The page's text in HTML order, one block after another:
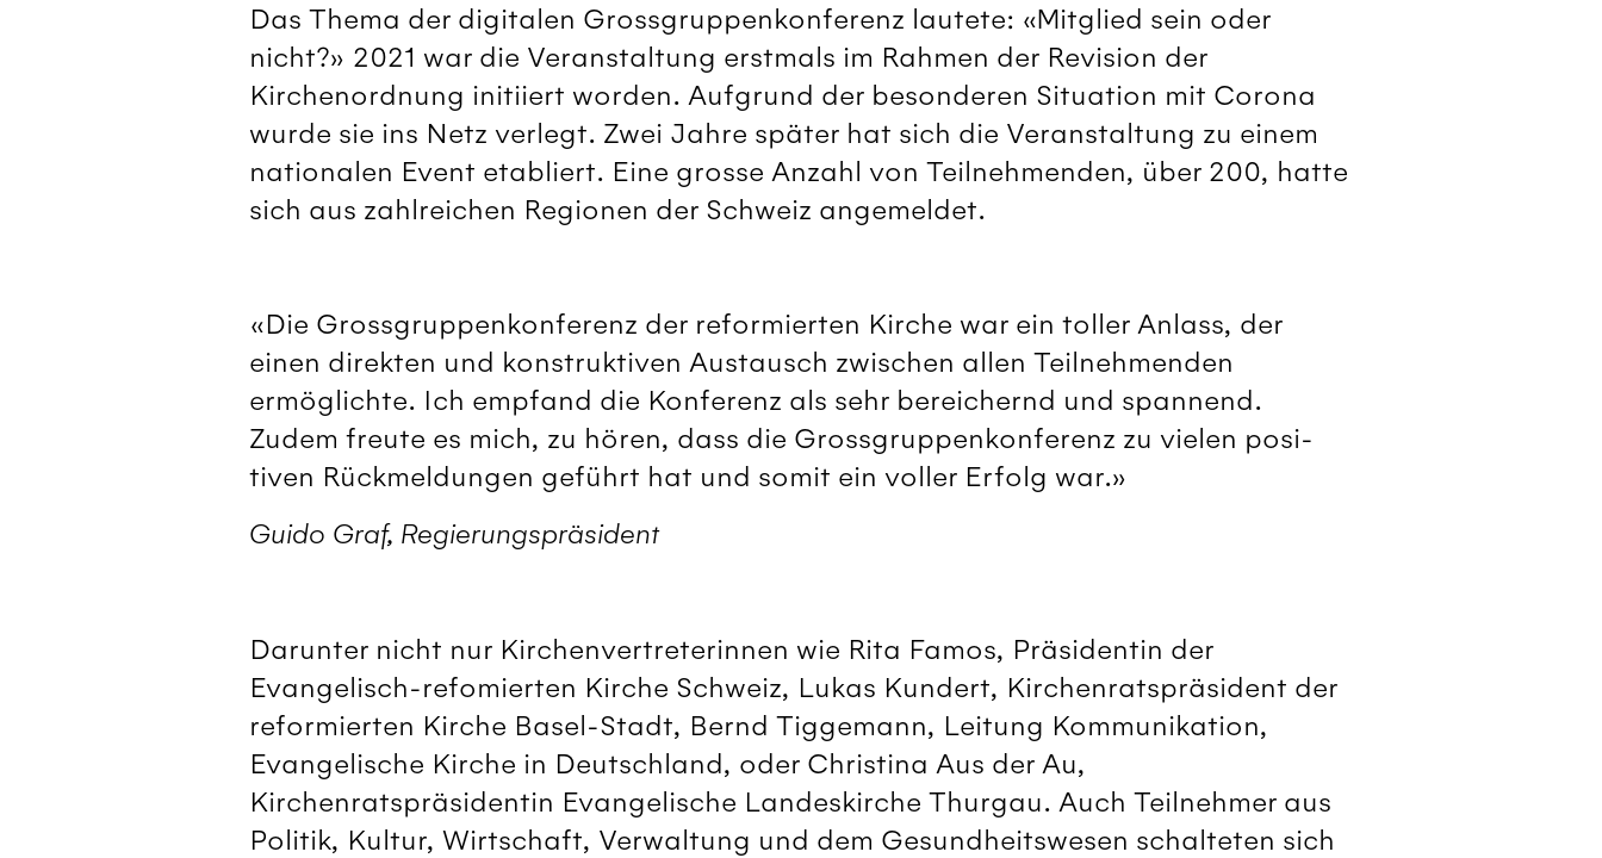
Das Thema der digitalen Grossgruppenkonferenz lautete: «Mitglied sein oder
nicht?» 2021 war die Veranstaltung erstmals im Rahmen der Revision der
Kirchenordnung initiiert worden. Aufgrund der besonderen Situation mit Corona
wurde sie ins Netz verlegt. Zwei Jahre später hat sich die Veranstaltung zu einem
nationalen Event etabliert. Eine grosse Anzahl von Teilnehmenden, über 200, hatte
sich aus zahlreichen Regionen der Schweiz angemeldet.
«Die Grossgruppenkonferenz der reformierten Kirche war ein toller Anlass, der
einen direkten und konstruktiven Austausch zwischen allen Teilnehmenden
ermöglichte. Ich empfand die Konferenz als sehr bereichernd und spannend.
Zudem freute es mich, zu hören, dass die Grossgruppenkonferenz zu vielen posi­
tiven Rückmeldungen geführt hat und somit ein voller Erfolg war.»
Guido Graf, Regierungspräsident
Darunter nicht nur Kirchenvertreterinnen wie Rita Famos, Präsidentin der
Evangelisch-refomierten Kirche Schweiz, Lukas Kundert, Kirchenratspräsident der
reformierten Kirche Basel-Stadt, Bernd Tiggemann, Leitung Kommunikation,
Evangelische Kirche in Deutschland, oder Christina Aus der Au,
Kirchenratspräsidentin Evangelische Landeskirche Thurgau. Auch Teilnehmer aus
Politik, Kultur, Wirtschaft, Verwaltung und dem Gesundheitswesen schalteten sich